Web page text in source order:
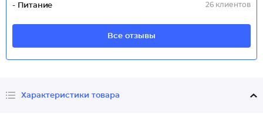
- Питание 26 клиентов
Все отзывы
Характеристики товара